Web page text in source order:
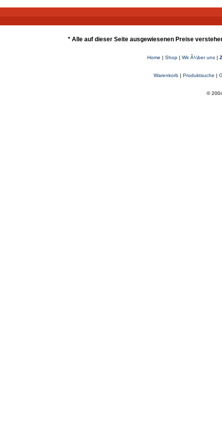
* Alle auf dieser Seite ausgewiesenen Preise
Home | Shop| Wir Ã¼ber uns|
Warenkorb| Produktsuche |
©